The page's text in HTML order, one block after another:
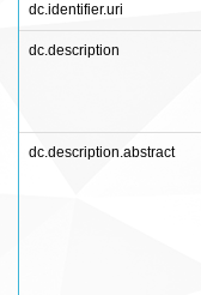
dc.identifier.uri
dc.description
dc.description.abstract